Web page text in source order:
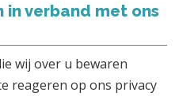
in verband met ons
wij over u bewaren
reageren op ons privacy